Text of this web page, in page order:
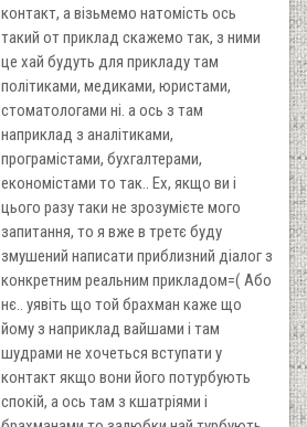
контакт, а візьмемо натомість ось
такий от приклад скажемо так, з ними
це хай будуть для прикладу там
політиками, медиками, юристами,
стоматологами ні. а ось з там
наприклад з аналітиками,
програмістами, бухгалтерами,
економістами то так.. Ех, якщо ви і
цього разу таки не зрозумієте мого
запитання, то я вже в третє буду
змушений написати приблизний діалог з
конкретним реальним прикладом=( Або
нє.. уявіть що той брахман каже що
йому з наприклад вайшами і там
шудрами не хочеться вступати у
контакт якщо вони його потурбують
спокій, а ось там з кшатріями і